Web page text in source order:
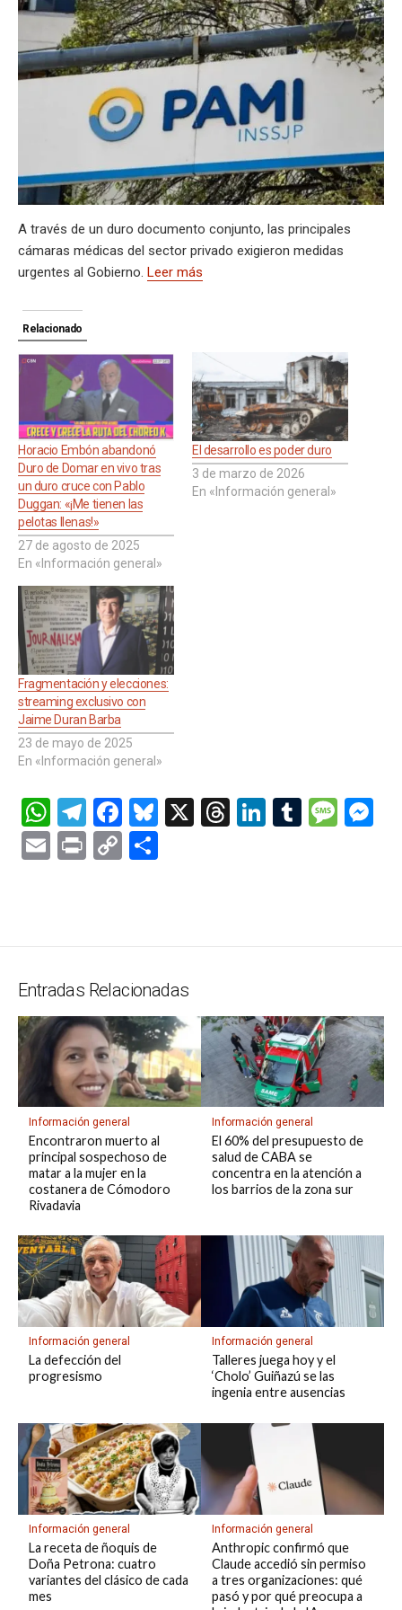
s
A
p
gr
a
m
b
o
o
k
ky
a
d
s
dI
n
bl
r
a
g
e
n
g
er
ail t
py
Li
n
k
m
p
ar
tir
A través de un duro documento conjunto, las principales
cámaras médicas del sector privado exigieron medidas
urgentes al Gobierno. Leer más
Relacionado
Horacio Embón abandonó
Duro de Domar en vivo tras
un duro cruce con Pablo
Duggan: «¡Me tienen las
pelotas llenas!»
27 de agosto de 2025
En «Información general»
El desarrollo es poder duro
3 de marzo de 2026
En «Información general»
Fragmentación y elecciones:
streaming exclusivo con
Jaime Duran Barba
23 de mayo de 2025
En «Información general»
W
h
at
p
T
el
e
F
a
ce
k
Bl
X
T
Li
T
M
E
Pr
C
k
tir
Entradas Relacionadas
Información general
Encontraron muerto al
principal sospechoso de
matar a la mujer en la
costanera de Cómodoro
Rivadavia
Información general
El 60% del presupuesto de
salud de CABA se
concentra en la atención a
los barrios de la zona sur
Información general
La defección del
progresismo
Información general
Talleres juega hoy y el
‘Cholo’ Guiñazú se las
ingenia entre ausencias
Información general
La receta de ñoquis de
Doña Petrona: cuatro
variantes del clásico de cada
mes
Información general
Anthropic confirmó que
Claude accedió sin permiso
a tres organizaciones: qué
pasó y por qué preocupa a